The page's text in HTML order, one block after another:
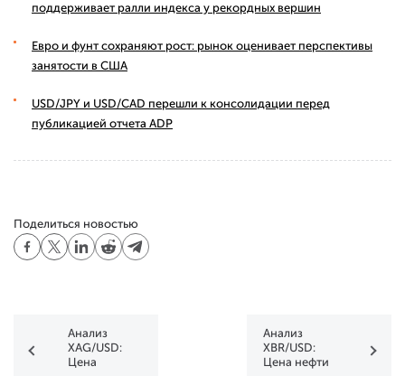
поддерживает ралли индекса у рекордных вершин
Евро и фунт сохраняют рост: рынок оценивает перспективы
занятости в США
USD/JPY и USD/CAD перешли к консолидации перед
публикацией отчета ADP
Поделиться новостью
Анализ
XAG/USD:
Цена
Анализ
XBR/USD:
Цена нефти